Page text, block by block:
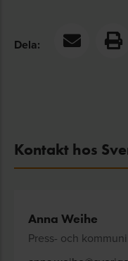
Dela:
Kontakt hos
Anna Weihe
Press- och